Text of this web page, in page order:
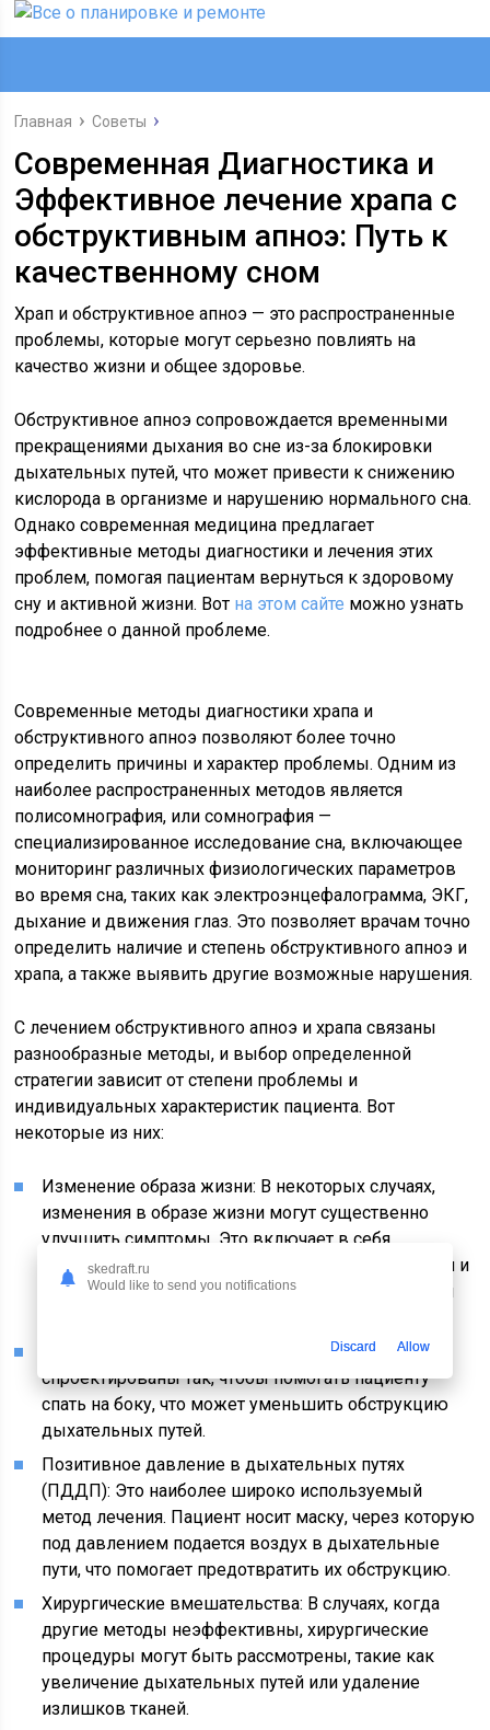
Главная Советы
Современная Диагностика и
Эффективное лечение храпа с
обструктивным апноэ: Путь к
качественному сном
Храп и обструктивное апноэ — это распространенные
проблемы, которые могут серьезно повлиять на
качество жизни и общее здоровье.
Обструктивное апноэ сопровождается временными
прекращениями дыхания во сне из-за блокировки
дыхательных путей, что может привести к снижению
кислорода в организме и нарушению нормального сна.
Однако современная медицина предлагает
эффективные методы диагностики и лечения этих
проблем, помогая пациентам вернуться к здоровому
сну и активной жизни. Вот на этом сайте можно узнать
подробнее о данной проблеме.
Современные методы диагностики храпа и
обструктивного апноэ позволяют более точно
определить причины и характер проблемы. Одним из
наиболее распространенных методов является
полисомнография, или сомнография —
специализированное исследование сна, включающее
мониторинг различных физиологических параметров
во время сна, таких как электроэнцефалограмма, ЭКГ,
дыхание и движения глаз. Это позволяет врачам точно
определить наличие и степень обструктивного апноэ и
храпа, а также выявить другие возможные нарушения.
С лечением обструктивного апноэ и храпа связаны
разнообразные методы, и выбор определенной
стратегии зависит от степени проблемы и
индивидуальных характеристик пациента. Вот
некоторые из них:
Изменение образа жизни: В некоторых случаях,
изменения в образе жизни могут существенно
улучшить симптомы. Это включает в себя
снижение веса, избегание употребления алкоголя и
седативных средств перед сном, упражнения для
Позиционные устройства: Эти устройства
спроектированы так, чтобы помогать пациенту
спать на боку, что может уменьшить обструкцию
дыхательных путей.
Позитивное давление в дыхательных путях
(ПДДП): Это наиболее широко используемый
метод лечения. Пациент носит маску, через которую
под давлением подается воздух в дыхательные
пути, что помогает предотвратить их обструкцию.
Хирургические вмешательства: В случаях, когда
другие методы неэффективны, хирургические
процедуры могут быть рассмотрены, такие как
увеличение дыхательных путей или удаление
излишков тканей.
skedraft.ru
Would like to send you notifications
Discard Allow